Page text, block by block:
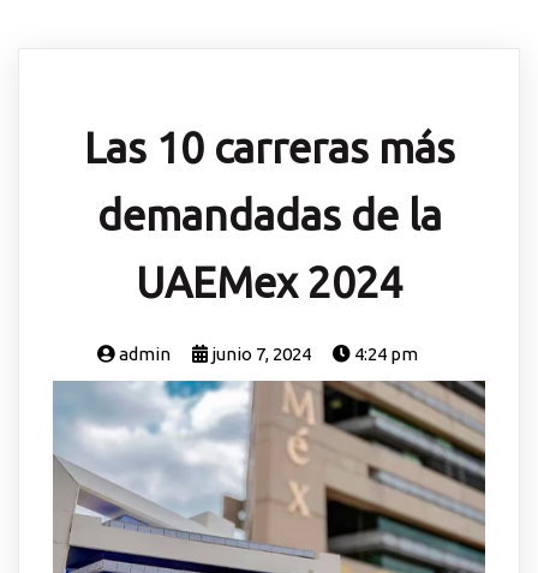
Las 10 carreras más
demandadas de la
UAEMex 2024
admin junio 7, 2024 4:24 pm